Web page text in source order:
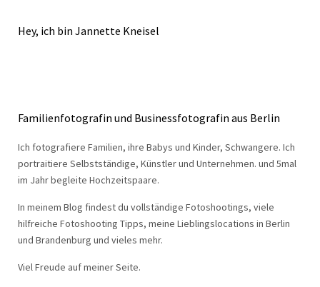
Hey, ich bin Jannette Kneisel
Familienfotografin und Businessfotografin aus Berlin
Ich fotografiere Familien, ihre Babys und Kinder, Schwangere. Ich
portraitiere Selbstständige, Künstler und Unternehmen. und 5mal
im Jahr begleite Hochzeitspaare.
In meinem Blog findest du vollständige Fotoshootings, viele
hilfreiche Fotoshooting Tipps, meine Lieblingslocations in Berlin
und Brandenburg und vieles mehr.
Viel Freude auf meiner Seite.